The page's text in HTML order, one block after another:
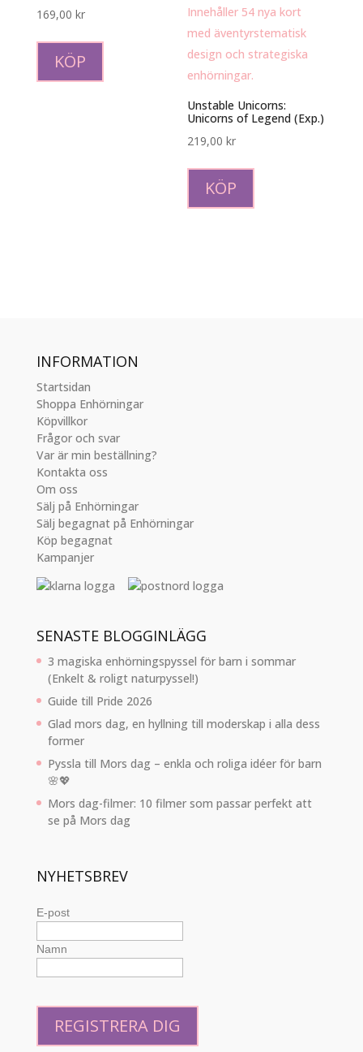
169,00 kr
KÖP
Unstable Unicorns:
Unicorns of Legend (Exp.)
219,00kr
KÖP
INFORMATION
Startsidan
Shoppa Enhörningar
Köpvillkor
Frågor och svar
Var är min beställning?
Kontakta oss
Om oss
Sälj på Enhörningar
Sälj begagnat på Enhörningar
Köp begagnat
Kampanjer
SENASTE BLOGGINLÄGG
3 magiska enhörningspyssel för barn i sommar
(Enkelt & roligt naturpyssel!)
Guide till Pride 2026
Glad mors dag, en hyllning till moderskap i alla dess
former
Pyssla till Mors dag – enkla och roliga idéer för barn
🌸💖
Mors dag-filmer: 10 filmer som passar perfekt att
se på Mors dag
NYHETSBREV
E-post
Namn